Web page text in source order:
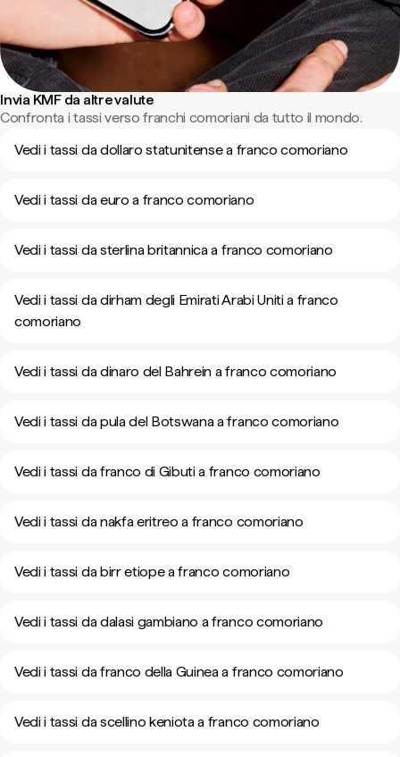
Invia KMF da altre valute
Confronta i tassi verso franchi comoriani da tutto il mondo.
Vedi i tassi da dollaro statunitense a franco comoriano
Vedi i tassi da euro a franco comoriano
Vedi i tassi da sterlina britannica a franco comoriano
Vedi i tassi da dirham degli Emirati Arabi Uniti a franco
comoriano
Vedi i tassi da dinaro del Bahrein a franco comoriano
Vedi i tassi da pula del Botswana a franco comoriano
Vedi i tassi da franco di Gibuti a franco comoriano
Vedi i tassi da nakfa eritreo a franco comoriano
Vedi i tassi da birr etiope a franco comoriano
Vedi i tassi da dalasi gambiano a franco comoriano
Vedi i tassi da franco della Guinea a franco comoriano
Vedi i tassi da scellino keniota a franco comoriano